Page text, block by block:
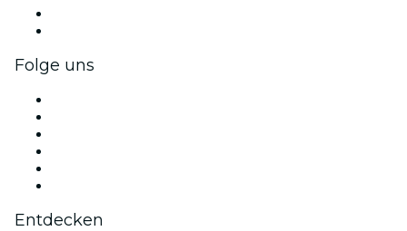
Folge uns
Entdecken